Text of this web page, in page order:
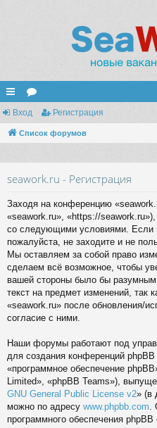
с
ы
и
ор
ум
Вход Регистрация
Список форумов
seawork.ru - Регистрация
Заходя на конференцию
«seawork.ru», «https://
со следующими условиями. Если
пожалуйста, не заходите и не
Мы оставляем за собой право
сделаем всё возможное, чтобы
вашей стороны было бы разумным
текст на предмет изменений, так
«seawork.ru» после обновления/
согласие с ними.
Наши форумы работают под
для создания конференций
«программное обеспечение
Limited», «phpBB Teams»),
GNU General Public License v2» (в
можно по адресу www.phpbb.com
программного обеспечения